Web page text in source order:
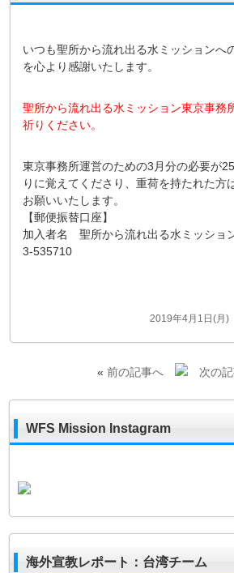
いつも聖所から流れ出る水ミッションへ
を心より感謝いたします。
聖所から流れ出る水ミッション東京事務
祈りください。
東京事務所運営のための3月分の必要が
りに覚えてくださり、重荷を持たれた方
お願いいたします。
【郵便振替口座】
加入者名 聖所から流れ出る水ミッシ
3-535710
2019年4月1日(月)
« 前の記事へ 次の
WFS Mission Instagram
海外宣教レポート：台湾チーム